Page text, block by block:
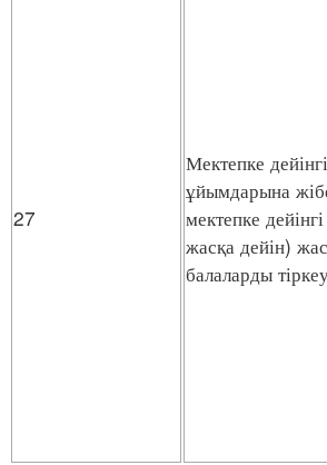
27
Мектепке
ұйымдарына
мектепке
жасқа дейін)
балаларды